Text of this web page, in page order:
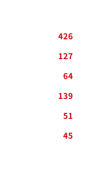
426
127
64
139
51
45